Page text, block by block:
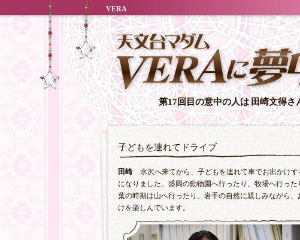
VERA
第17回目の意中の人は 田崎文得さ
子どもを連れてドライブ
田崎
水沢へ来てから、子どもを連れて車でお出かけす
になりました。盛岡の動物園へ行ったり、牧場へ行った
葉の時期は山へ行ったり。岩手の自然に親しみながら、
けを楽しんでいます。